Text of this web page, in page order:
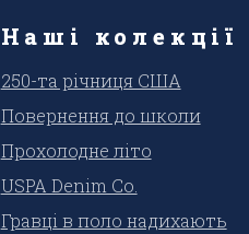
Наші колекції
250-та річниця США
Повернення до школи
Прохолодне літо
USPA Denim Co.
Гравці в поло надихають